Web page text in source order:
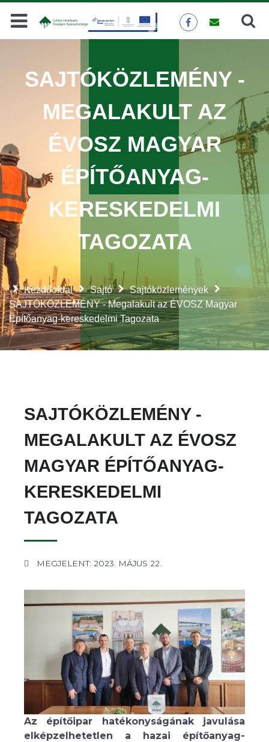
Keresés
Kezdőoldal Sajtó
Sajtóközlemények
SAJTÓKÖZLEMÉNY - Megalakult az ÉVOSZ Magyar
Építőanyag-kereskedelmi Tagozata
SAJTÓKÖZLEMÉNY -
MEGALAKULT AZ
ÉVOSZ MAGYAR
ÉPÍTŐANYAG-
KERESKEDELMI
TAGOZATA
SAJTÓKÖZLEMÉNY -
MEGALAKULT AZ ÉVOSZ
MAGYAR ÉPÍTŐANYAG-
KERESKEDELMI
TAGOZATA
MEGJELENT: 2023. MÁJUS 22.
Az építőipar hatékonyságának javulása
elképzelhetetlen a hazai építőanyag-